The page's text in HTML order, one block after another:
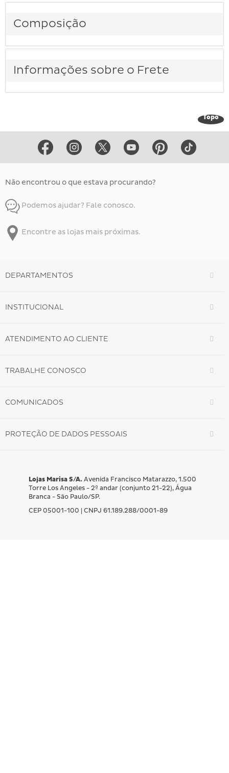
Composição
Informações sobre o Frete
Topo
Não encontrou o que estava procurando?
Podemos ajudar? Fale conosco.
Encontre as lojas mais próximas.
DEPARTAMENTOS
INSTITUCIONAL
ATENDIMENTO AO CLIENTE
TRABALHE CONOSCO
COMUNICADOS
PROTEÇÃO DE DADOS PESSOAIS
Lojas Marisa S/A. Avenida Francisco Matarazzo, 1.500
Torre Los Angeles - 2º andar (conjunto 21-22), Água
Branca - São Paulo/SP.
CEP 05001-100 | CNPJ 61.189.288/0001-89